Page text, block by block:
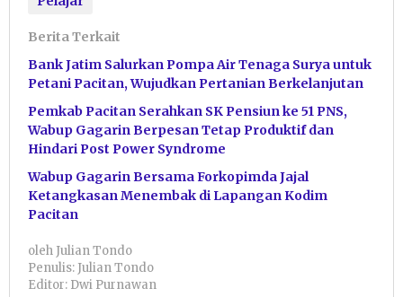
Berita Terkait
Bank Jatim Salurkan Pompa Air Tenaga Surya untuk
Petani Pacitan, Wujudkan Pertanian Berkelanjutan
Pemkab Pacitan Serahkan SK Pensiun ke 51 PNS,
Wabup Gagarin Berpesan Tetap Produktif dan
Hindari Post Power Syndrome
Wabup Gagarin Bersama Forkopimda Jajal
Ketangkasan Menembak di Lapangan Kodim
Pacitan
oleh Julian Tondo
Penulis: Julian Tondo
Editor: Dwi Purnawan